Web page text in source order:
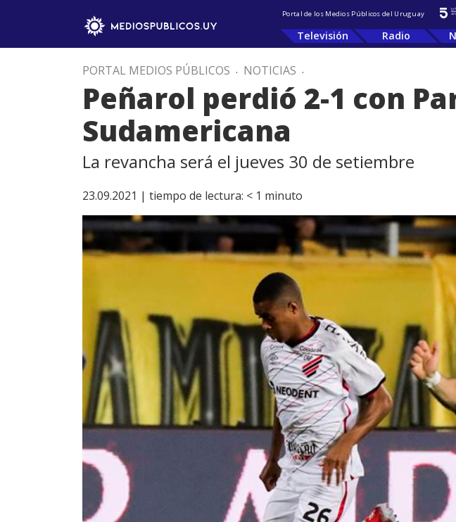
Portal de los Medios Públicos del Uruguay
Televisión Radio
PORTAL MEDIOS PÚBLICOS . NOTICIAS .
Peñarol perdió 2-1 con
Sudamericana
La revancha será el jueves 30 de setiembre
23.09.2021 | tiempo de lectura: < 1 minuto